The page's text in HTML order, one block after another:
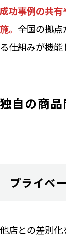
成功事例の共
施。 全国の拠
る仕組みが機能
独自の商品
プライベ
他店との差別